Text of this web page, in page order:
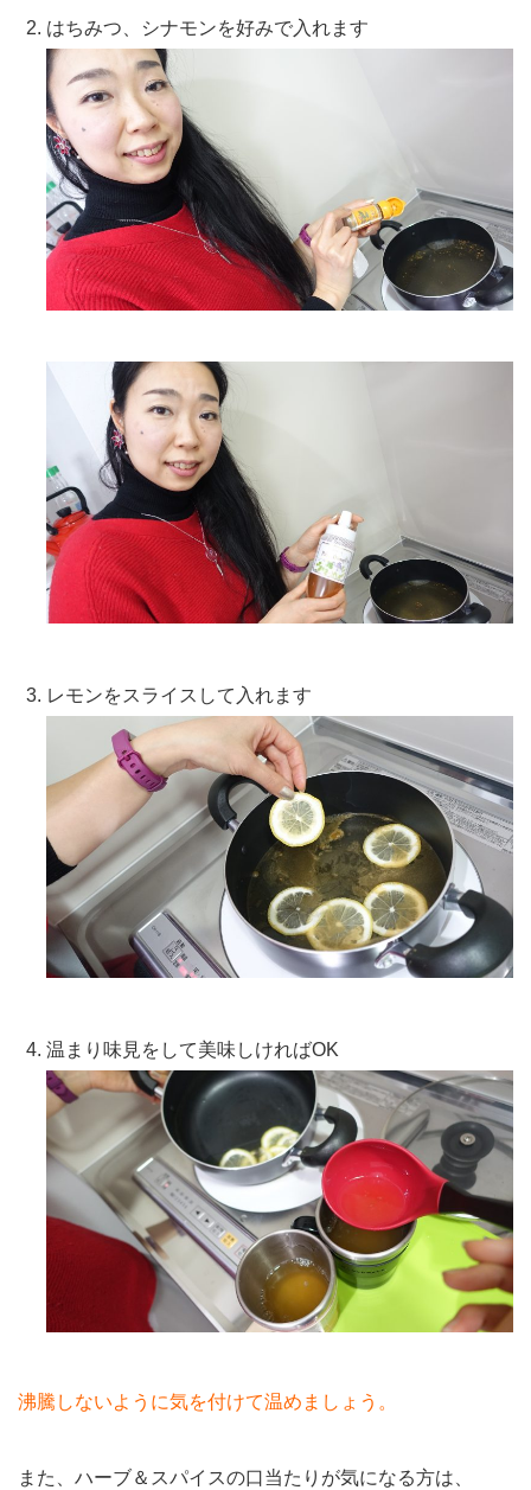
はちみつ、シナモンを好みで入れます
レモンをスライスして入れます
温まり味見をして美味しければOK
沸騰しないように気を付けて温めましょう。
また、ハーブ＆スパイスの口当たりが気になる方は、